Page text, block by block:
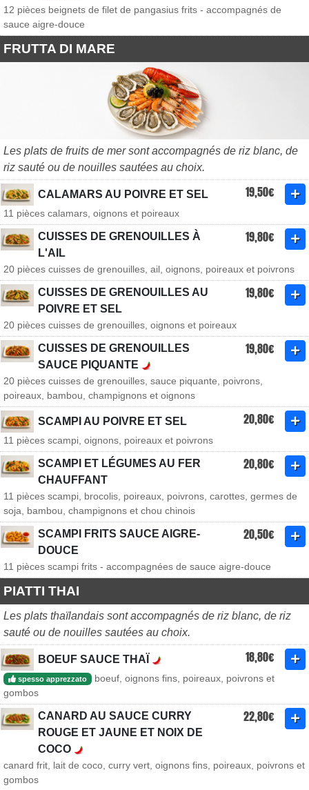
12 pièces beignets de filet de pangasius frits - accompagnés de
sauce aigre-douce
FRUTTA DI MARE
Les plats de fruits de mer sont accompagnés de riz blanc, de
riz sauté ou de nouilles sautées au choix.
CALAMARS AU POIVRE ET SEL 19,50€
11 pièces calamars, oignons et poireaux
CUISSES DE GRENOUILLES À
L'AIL
19,80€
20 pièces cuisses de grenouilles, ail, oignons, poireaux et poivrons
CUISSES DE GRENOUILLES AU
POIVRE ET SEL
19,80€
20 pièces cuisses de grenouilles, oignons et poireaux
CUISSES DE GRENOUILLES
SAUCE PIQUANTE
19,80€
20 pièces cuisses de grenouilles, sauce piquante, poivrons,
poireaux, bambou, champignons et oignons
SCAMPI AU POIVRE ET SEL 20,80€
11 pièces scampi, oignons, poireaux et poivrons
SCAMPI ET LÉGUMES AU FER
CHAUFFANT
20,80€
11 pièces scampi, brocolis, poireaux, poivrons, carottes, germes de
soja, bambou, champignons et chou chinois
SCAMPI FRITS SAUCE AIGRE-
DOUCE
20,50€
11 pièces scampi frits - accompagnées de sauce aigre-douce
PIATTI THAI
Les plats thaïlandais sont accompagnés de riz blanc, de riz
sauté ou de nouilles sautées au choix.
BOEUF SAUCE THAÏ 18,80€
spesso apprezzato
boeuf, oignons fins, poireaux, poivrons et
gombos
CANARD AU SAUCE CURRY
ROUGE ET JAUNE ET NOIX DE
COCO
22,80€
canard frit, lait de coco, curry vert, oignons fins, poireaux, poivrons et
gombos